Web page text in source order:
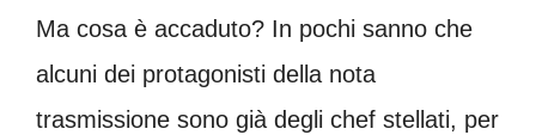
Ma cosa è accaduto? In pochi sanno che
alcuni dei protagonisti della nota
trasmissione sono già degli chef stellati, per